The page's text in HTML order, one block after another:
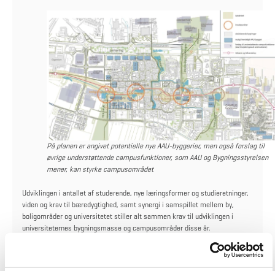
På planen er angivet potentielle nye AAU-byggerier, men også forslag til
øvrige understøttende campusfunktioner, som AAU og Bygningsstyrelsen
mener, kan styrke campusområdet
Udviklingen i antallet af studerende, nye læringsformer og studieretninger,
viden og krav til bæredygtighed, samt synergi i samspillet mellem by,
boligområder og universitetet stiller alt sammen krav til udviklingen i
universiteternes bygningsmasse og campusområder disse år.
Helhedsplanerne kommer på baggrund af en overordnet vision og strategi
med konkrete bud på de fysiske udviklings- og udbygningsmuligheder.